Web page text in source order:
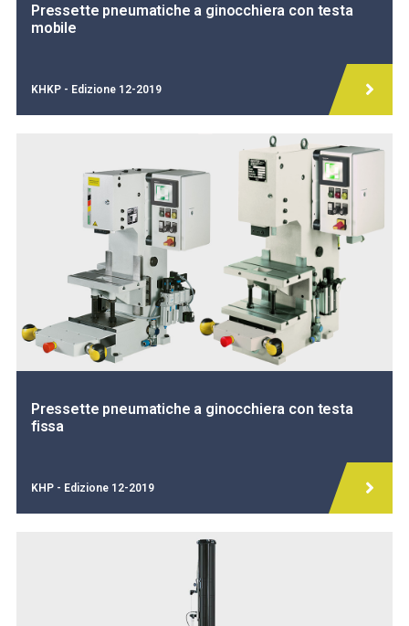
Pressette pneumatiche a ginocchiera con testa
mobile
KHKP - Edizione 12-2019
Pressette pneumatiche a ginocchiera con testa
fissa
KHP - Edizione 12-2019